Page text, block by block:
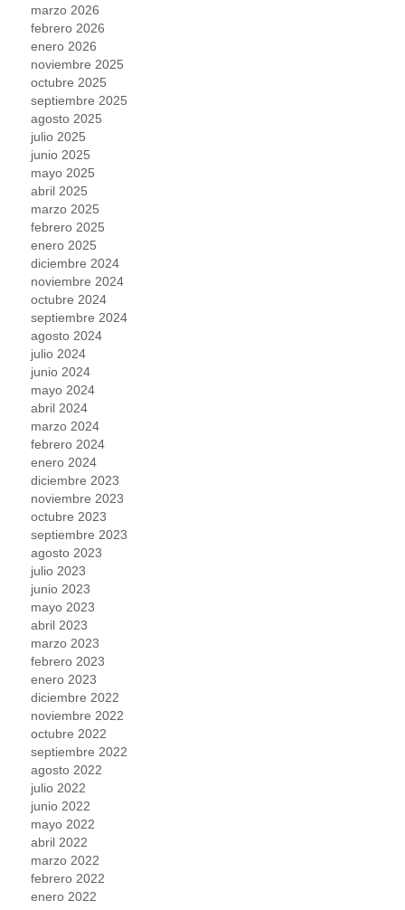
marzo 2026
febrero 2026
enero 2026
noviembre 2025
octubre 2025
septiembre 2025
agosto 2025
julio 2025
junio 2025
mayo 2025
abril 2025
marzo 2025
febrero 2025
enero 2025
diciembre 2024
noviembre 2024
octubre 2024
septiembre 2024
agosto 2024
julio 2024
junio 2024
mayo 2024
abril 2024
marzo 2024
febrero 2024
enero 2024
diciembre 2023
noviembre 2023
octubre 2023
septiembre 2023
agosto 2023
julio 2023
junio 2023
mayo 2023
abril 2023
marzo 2023
febrero 2023
enero 2023
diciembre 2022
noviembre 2022
octubre 2022
septiembre 2022
agosto 2022
julio 2022
junio 2022
mayo 2022
abril 2022
marzo 2022
febrero 2022
enero 2022